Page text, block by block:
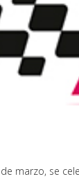
marzo, se